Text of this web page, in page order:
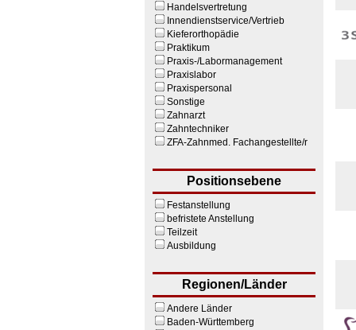
Handelsvertretung
Innendienstservice/Vertrieb
Kieferorthopädie
Praktikum
Praxis-/Labormanagement
Praxislabor
Praxispersonal
Sonstige
Zahnarzt
Zahntechniker
ZFA-Zahnmed. Fachangestellte/r
Positionsebene
Festanstellung
befristete Anstellung
Teilzeit
Ausbildung
Regionen/Länder
Andere Länder
Baden-Württemberg